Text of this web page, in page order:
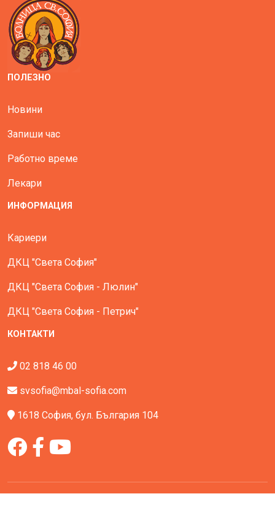
ПОЛЕЗНО
Новини
Запиши час
Работно време
Лекари
ИНФОРМАЦИЯ
Кариери
ДКЦ "Света София"
ДКЦ "Света София - Люлин"
ДКЦ "Света София - Петрич"
КОНТАКТИ
02 818 46 00
svsofia@mbal-sofia.com
1618 София, бул. България 104